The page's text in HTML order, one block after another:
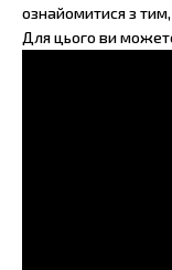
ознайомитися з
Для цього ви